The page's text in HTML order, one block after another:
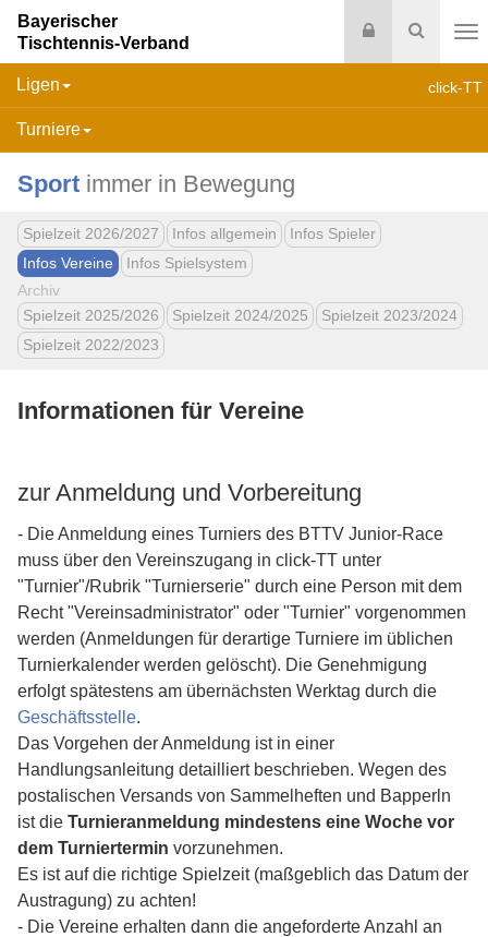
Suche
Login
Bayerischer
Tischtennis-Verband
click-TT
Ligen
Turniere
Sport immer in Bewegung
Spielzeit 2026/2027 Infos allgemein
Infos Spieler
Infos Vereine
Infos Spielsystem
Archiv
Spielzeit 2025/2026
Spielzeit 2024/2025
Spielzeit 2023/2024
Spielzeit 2022/2023
Informationen für Vereine
zur Anmeldung und Vorbereitung
- Die Anmeldung eines Turniers des BTTV Junior-Race
muss über den Vereinszugang in click-TT unter
"Turnier"/Rubrik "Turnierserie" durch eine Person mit dem
Recht "Vereinsadministrator" oder "Turnier" vorgenommen
werden (Anmeldungen für derartige Turniere im üblichen
Turnierkalender werden gelöscht). Die Genehmigung
erfolgt spätestens am übernächsten Werktag durch die
Geschäftsstelle.
Das Vorgehen der Anmeldung ist in einer
Handlungsanleitung detailliert beschrieben. Wegen des
postalischen Versands von Sammelheften und Bapperln
ist die Turnieranmeldung mindestens eine Woche vor
dem Turniertermin vorzunehmen.
Es ist auf die richtige Spielzeit (maßgeblich das Datum der
Austragung) zu achten!
- Die Vereine erhalten dann die angeforderte Anzahl an